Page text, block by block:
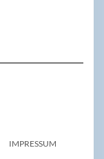
IMPRESSUM